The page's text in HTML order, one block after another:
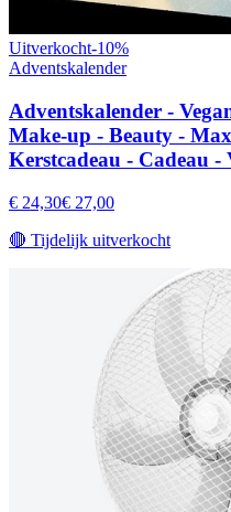
Uitverkocht-10%
Adventskalender
Adventskalender -
Make-up - Beauty -
Kerstcadeau - Cadeau -
€ 24,30€ 27,00
🔴 Tijdelijk uitverkocht